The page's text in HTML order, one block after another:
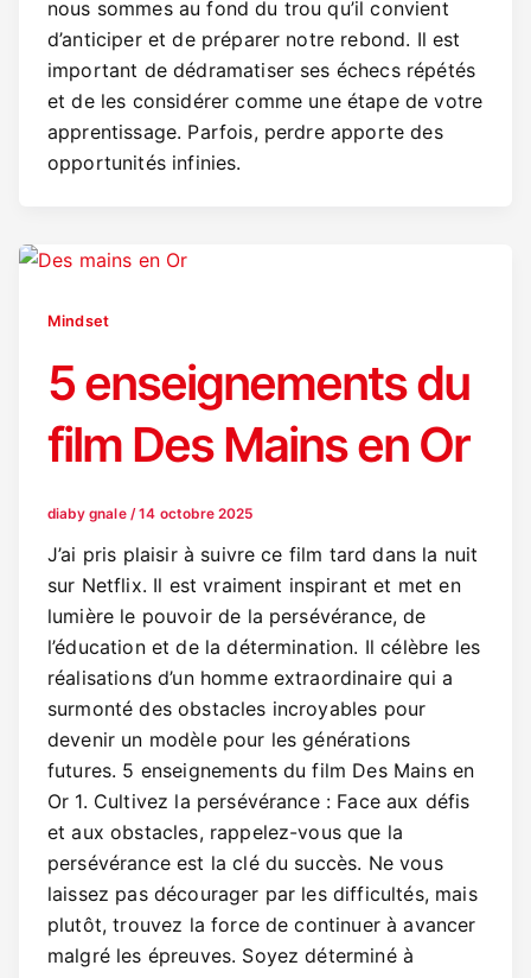
nous sommes au fond du trou qu’il convient
d’anticiper et de préparer notre rebond. Il est
important de dédramatiser ses échecs répétés
et de les considérer comme une étape de votre
apprentissage. Parfois, perdre apporte des
opportunités infinies.
Mindset
5 enseignements du
film Des Mains en Or
diaby gnale /14 octobre 2025
J’ai pris plaisir à suivre ce film tard dans la nuit
sur Netflix. Il est vraiment inspirant et met en
lumière le pouvoir de la persévérance, de
l’éducation et de la détermination. Il célèbre les
réalisations d’un homme extraordinaire qui a
surmonté des obstacles incroyables pour
devenir un modèle pour les générations
futures. 5 enseignements du film Des Mains en
Or 1. Cultivez la persévérance : Face aux défis
et aux obstacles, rappelez-vous que la
persévérance est la clé du succès. Ne vous
laissez pas décourager par les difficultés, mais
plutôt, trouvez la force de continuer à avancer
malgré les épreuves. Soyez déterminé à